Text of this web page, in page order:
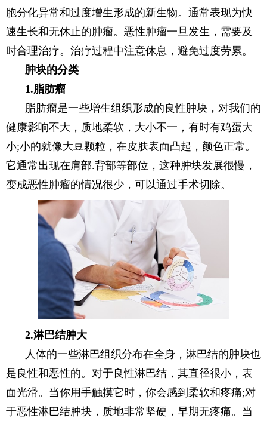
胞分化异常和过度增生形成的新生物。通常表现为快
速生长和无休止的肿瘤。恶性肿瘤一旦发生，需要及
时合理治疗。治疗过程中注意休息，避免过度劳累。
肿块的分类
1.脂肪瘤
脂肪瘤是一些增生组织形成的良性肿块，对我们的
健康影响不大，质地柔软，大小不一，有时有鸡蛋大
小;小的就像大豆颗粒，在皮肤表面凸起，颜色正常。
它通常出现在肩部.背部等部位，这种肿块发展很慢，
变成恶性肿瘤的情况很少，可以通过手术切除。
2.淋巴结肿大
人体的一些淋巴组织分布在全身，淋巴结的肿块也
是良性和恶性的。对于良性淋巴结，其直径很小，表
面光滑。当你用手触摸它时，你会感到柔软和疼痛;对
于恶性淋巴结肿块，质地非常坚硬，早期无疼痛。当